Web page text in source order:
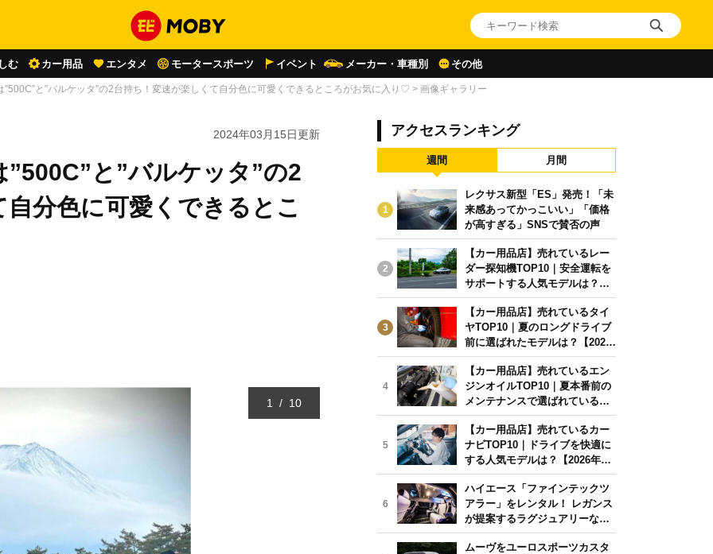
む カー用品 エンタメ モータースポーツ イベント メーカー・車種別 その他
”500C”と”バルケッタ”の2台持ち！変速が楽しくて自分色に可愛くできるところがお気に入り♡ > 画像ギャラリー
2024年03月15日更新
と”バルケッタ”の2
分色に可愛くできるとこ
1 / 10
アクセスランキング
週間 月間
1
レクサス新型「ES」発売！「未
来感あってかっこいい」「価格
が高すぎる」SNSで賛否の声
2
【カー用品店】売れているレー
ダー探知機TOP10｜安全運転を
サポートする人気モデルは？【2
026年6月版】
3
【カー用品店】売れているタイ
ヤTOP10｜夏のロングドライブ
前に選ばれたモデルは？【2026
年6月版】
4
【カー用品店】売れているエン
ジンオイルTOP10｜夏本番前の
メンテナンスで選ばれている人
気モデルは？【2026年6月版】
5
【カー用品店】売れているカー
ナビTOP10｜ドライブを快適に
する人気モデルは？【2026年6
月版】
6
ハイエース「ファインテックツ
アラー」をレンタル！ レガンス
が提案するラグジュアリーな移
動体験
ムーヴをユーロスポーツカスタ